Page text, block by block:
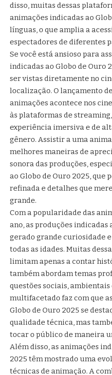
disso, muitas dessas
animações indicadas ao
línguas, o que amplia a
espectadores de diferentes
Se você está ansioso para
indicadas ao Globo de Ouro
ser vistas diretamente no
localização. O lançamento
animações acontece nos
às plataformas de
experiência imersiva e de
gênero. Assistir a uma
melhores maneiras de
sonora das produções,
ao Globo de Ouro 2025, que
refinada e detalhes que
grande.
Com a popularidade das
ano, as produções indicadas
gerado grande curiosidade
todas as idades. Muitas
limitam apenas a contar
também abordam temas
questões sociais, ambientais
multifacetado faz com que
Globo de Ouro 2025 se
qualidade técnica, mas
tocar o público de maneira
Além disso, as animações
2025 têm mostrado uma
técnicas de animação. A